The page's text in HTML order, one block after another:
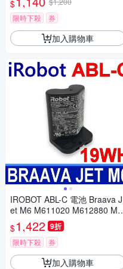
$
限時下殺
券
加入購物車
IROBOT ABL-C 電池 Braava J
et M6 M611020 M612880 M6
12680 M614480 掃地機電池
$1,422 9折
限時下殺 券
加入購物車